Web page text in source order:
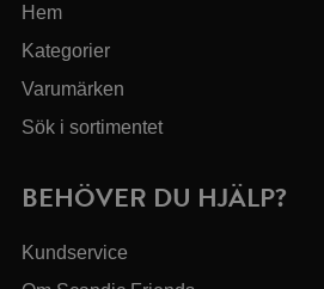
Hem
Kategorier
Varumärken
Sök i sortimentet
BEHÖVER DU HJÄLP?
Kundservice